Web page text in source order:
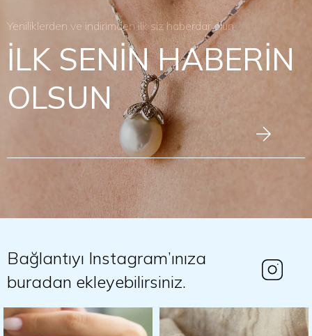
Yeniliklerden ve indirimden ilk siz haberdar olun
Bağlantıyı Instagram’ınıza
buradan ekleyebilirsiniz.